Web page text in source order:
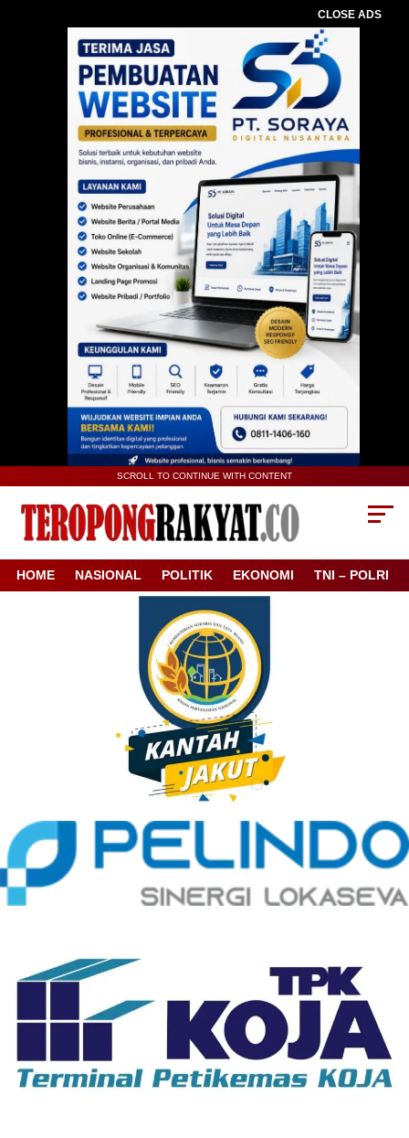
CLOSE ADS
SCROLL TO CONTINUE WITH CONTENT
HOME NASIONAL POLITIK EKONOMI TNI – POLRI